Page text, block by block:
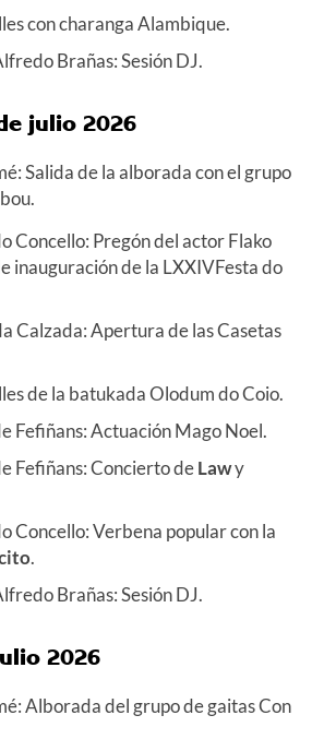
con charanga Alambique.
Brañas: Sesión DJ.
julio 2026
Salida de la alborada con el grupo
Concello: Pregón del actor Flako
inauguración de la LXXIVFesta do
Calzada: Apertura de las Casetas
de la batukada Olodum do Coio.
Fefiñans: Actuación Mago Noel.
Fefiñans: Concierto deLawy
Concello: Verbena popular con la
.
Brañas: Sesión DJ.
2026
Alborada del grupo de gaitas Con